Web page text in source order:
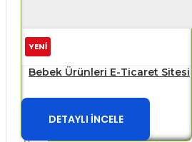
YENİ
Bebek Ürünleri E-Ticaret Sitesi
DETAYLI İNCELE